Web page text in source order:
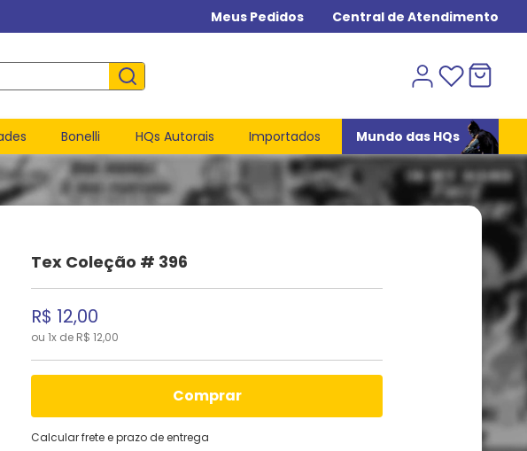
Meus Pedidos Central de Atendimento
Bonelli HQs Autorais Importados Mundo das HQs
Tex Coleção # 396
R$ 12,00
ou 1x de R$ 12,00
comprar
Calcular frete e prazo de entrega